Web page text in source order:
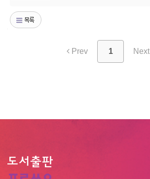
목록
Prev 1 Next